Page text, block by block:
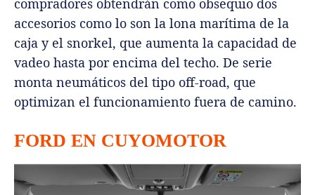
compradores obtendrán como obsequio dos
accesorios como lo son la lona marítima de la
caja y el snorkel, que aumenta la capacidad de
vadeo hasta por encima del techo. De serie
monta neumáticos del tipo off-road, que
optimizan el funcionamiento fuera de camino.
FORD EN CUYOMOTOR